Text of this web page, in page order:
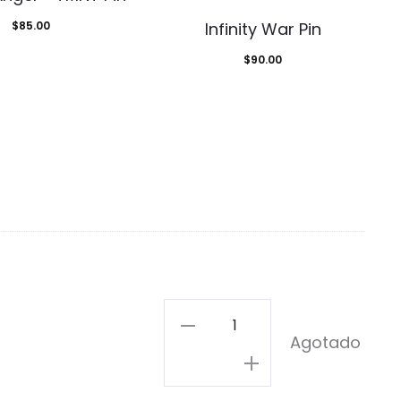
$85.00 Infinity War Pin
$90.00
Pin
Rockera
Agotado